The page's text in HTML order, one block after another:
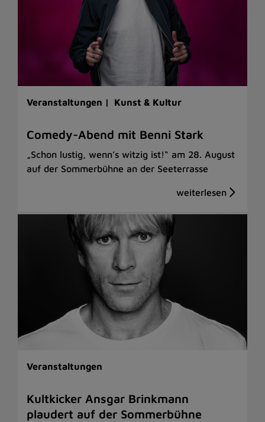
Veranstaltungen | Kunst & Kultur
Comedy-Abend mit Benni Stark
„Schon lustig, wenn’s witzig ist!“ am 28. August
auf der Sommerbühne an der Seeterrasse
Veranstaltungen
Kultkicker Ansgar Brinkmann
plaudert auf der Sommerbühne